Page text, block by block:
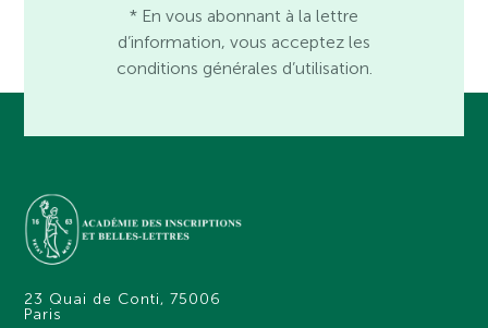
* En vous abonnant à la lettre
d’information, vous acceptez les
conditions générales d’utilisation.
23 Quai de Conti, 75006
Paris